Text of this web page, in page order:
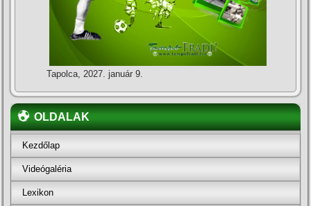
Tapolca, 2027. január 9.
OLDALAK
Kezdőlap
Videógaléria
Lexikon